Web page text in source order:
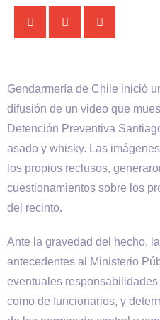
Gendarmería de Chile inició
difusión de un video que
Detención Preventiva
asado y whisky. Las
los propios reclusos,
cuestionamientos sobre los
del recinto.
Ante la gravedad del hecho,
antecedentes al Ministerio
eventuales
como de funcionarios, y